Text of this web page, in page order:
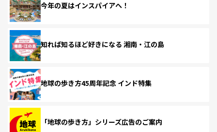
今年の夏はインスパイアへ！
知れば知るほど好きになる 湘南・江の島
地球の歩き方45周年記念 インド特集
「地球の歩き方」シリーズ広告のご案内